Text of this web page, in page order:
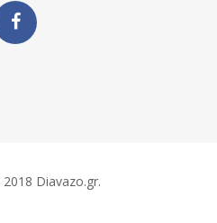
Diavazo.gr.